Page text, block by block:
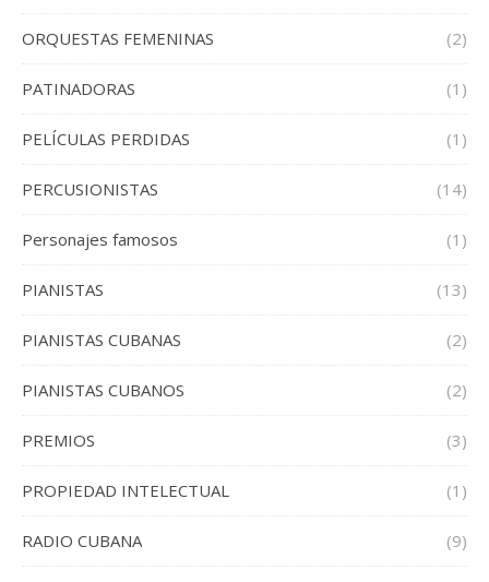
ORQUESTAS FEMENINAS (2)
PATINADORAS (1)
PELÍCULAS PERDIDAS (1)
PERCUSIONISTAS (14)
Personajes famosos (1)
PIANISTAS (13)
PIANISTAS CUBANAS (2)
PIANISTAS CUBANOS (2)
PREMIOS (3)
PROPIEDAD INTELECTUAL (1)
RADIO CUBANA (9)